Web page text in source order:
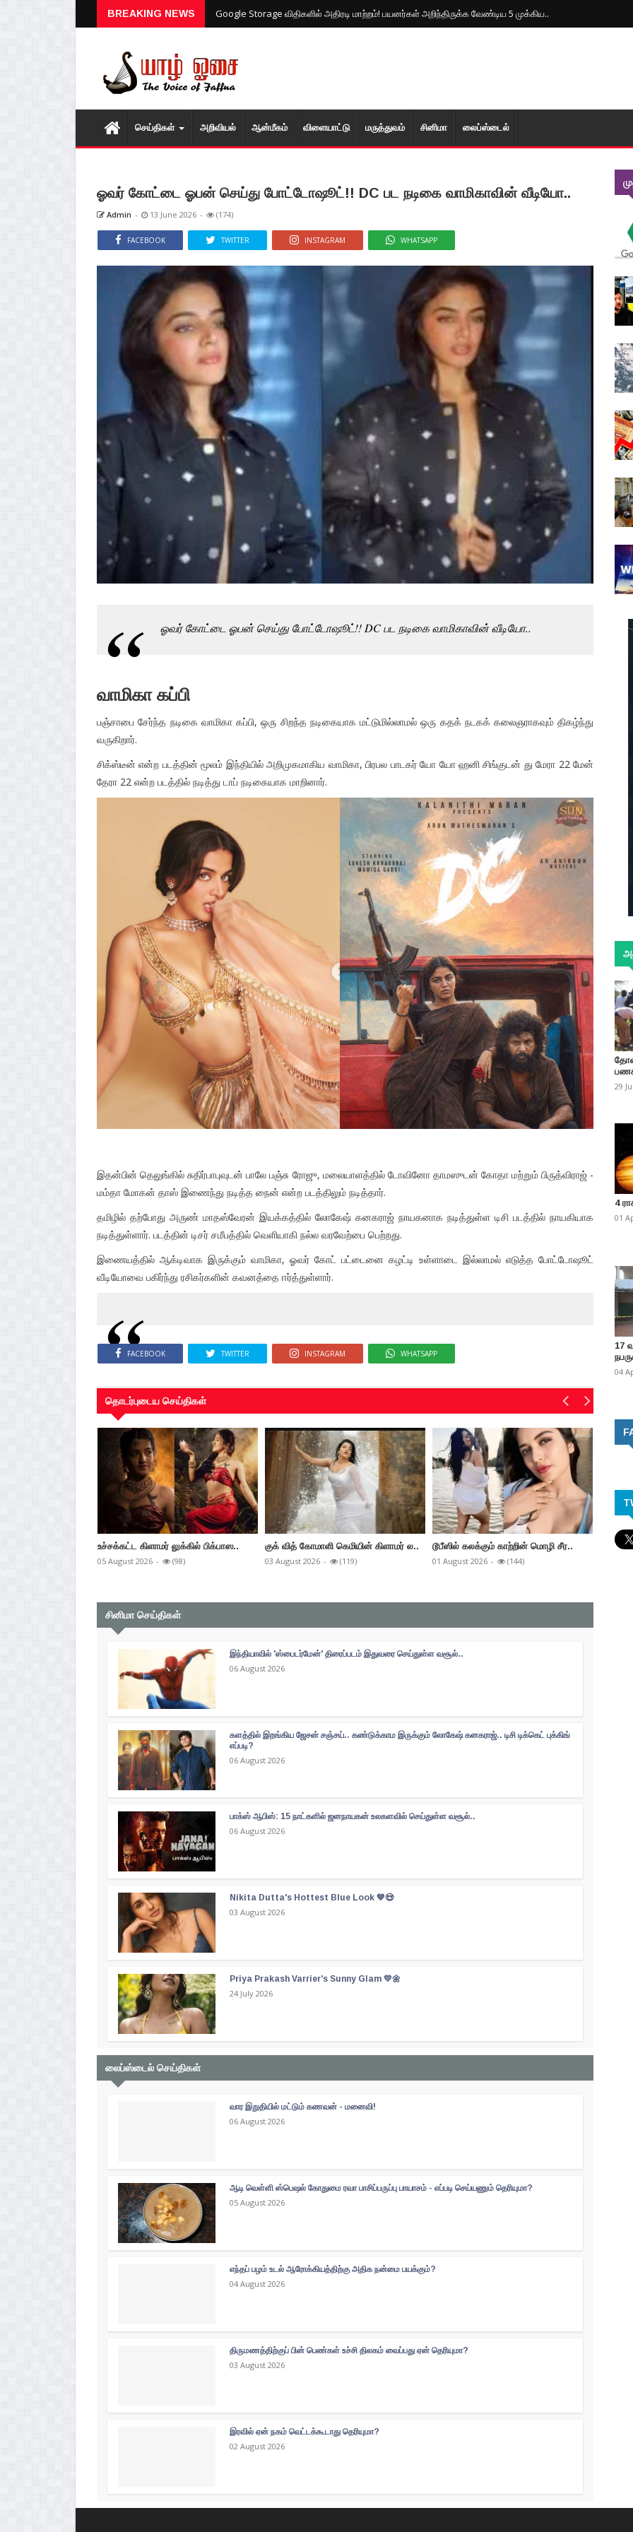
BREAKING NEWS Google Storage விதிகளில் அதிரடி மாற்றம்! பயனர்கள் அறிந்திருக்க வேண்டிய 5 முக்கிய..
செய்திகள் அறிவியல் ஆன்மீகம் விளையாட்டு மரு‌த்துவ‌ம் சினிமா லைப்ஸ்டைல்
ஓவர் கோட்டை ஓபன் செய்து போட்டோஷூட்!! DC பட நடிகை வாமிகாவின் வீடியோ..
Admin - 13 June 2026 - (174)
FACEBOOK TWITTER INSTAGRAM WHATSAPP
ஓவர் கோட்டை ஓபன் செய்து போட்டோஷூட்!! DC பட நடிகை வாமிகாவின் வீடியோ..
வாமிகா கப்பி
பஞ்சாபை சேர்ந்த நடிகை வாமிகா கப்பி, ஒரு சிறந்த நடிகையாக மட்டுமில்லாமல் ஒரு கதக் நடகக் கலைஞராகவும் திகழ்ந்து
வருகிறார்.
சிக்ஸ்டீன் என்ற படத்தின் மூலம் இந்தியில் அறிமுகமாகிய வாமிகா, பிரபல பாடகர் யோ யோ ஹனி சிங்குடன் து மேரா 22 மேன்
தேரா 22 என்ற படத்தில் நடித்து டாப் நடிகையாக மாறினார்.
இதன்பின் தெலுங்கில் சுதிர்பாபுவுடன் பாலே பஞ்சு ரோஜு, மலையாளத்தில் டோவினோ தாமஸுடன் கோதா மற்றும் பிருத்விராஜ் -
மம்தா மோகன் தாஸ் இணைந்து நடித்த நைன் என்ற படத்திலும் நடித்தார்.
தமிழில் தற்போது அருண் மாதஸ்வேரன் இயக்கத்தில் லோகேஷ் கனகராஜ் நாயகனாக நடித்துள்ள டிசி படத்தில் நாயகியாக
நடித்துள்ளார். படத்தின் டிசர் சமீபத்தில் வெளியாகி நல்ல வரவேற்பை பெற்றது.
இணையத்தில் ஆக்டிவாக இருக்கும் வாமிகா, ஓவர் கோட் பட்டைனை கழட்டி உள்ளாடை இல்லாமல் எடுத்த போட்டோஷூட்
வீடியோவை பகிர்ந்து ரசிகர்களின் கவனத்தை ஈர்த்துள்ளார்.
FACEBOOK TWITTER INSTAGRAM WHATSAPP
தொடர்புடைய செய்திகள்
உச்சக்கட்ட கிளாமர் லுக்கில் பிக்பாஸ..
05 August 2026 - (98)
குக் வித் கோமாளி கெமியின் கிளாமர் ல..
03 August 2026 - (119)
டூபீஸில் கலக்கும் காற்றின் மொழி சீர..
01 August 2026 - (144)
தபாஹி
சினிமா செய்திகள்
இந்தியாவில் 'ஸ்பைடர்மேன்' திரைப்படம் இதுவரை செய்துள்ள வசூல்..
06 August 2026
களத்தில் இறங்கிய ஜேசன் சஞ்சய்.. கண்டுக்காம இருக்கும் லோகேஷ் கனகராஜ்.. டிசி டிக்கெட் புக்கிங்
எப்படி?
06 August 2026
பாக்ஸ் ஆபிஸ்: 15 நாட்களில் ஜனநாயகன் உலகளவில் செய்துள்ள வசூல்..
06 August 2026
Nikita Dutta's Hottest Blue Look 💙😍
03 August 2026
Priya Prakash Varrier's Sunny Glam 💛🌼
24 July 2026
லைப்ஸ்டைல் செய்திகள்
வார இறுதியில் மட்டும் கணவன் - மனைவி!
06 August 2026
ஆடி வெள்ளி ஸ்பெஷல் கோதுமை ரவா பாசிப்பருப்பு பாயாசம் - எப்படி செய்யணும் தெரியுமா?
05 August 2026
எந்தப் பழம் உடல் ஆரோக்கியத்திற்கு அதிக நன்மை பயக்கும்?
04 August 2026
திருமணத்திற்குப் பின் பெண்கள் உச்சி திலகம் வைப்பது ஏன் தெரியுமா?
03 August 2026
இரவில் ஏன் நகம் வெட்டக்கூடாது தெரியுமா?
02 August 2026
29
4
01
17
04